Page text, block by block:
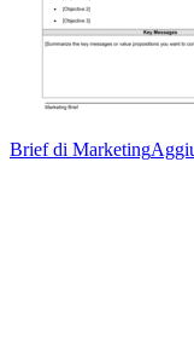
Brief di Marketing